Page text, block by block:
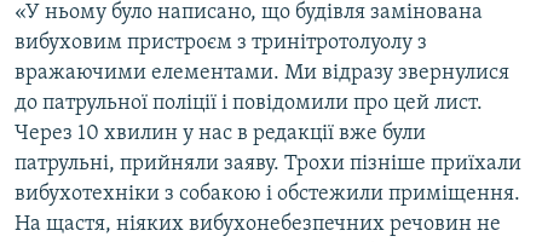
«У ньому було написано, що будівля замінована
вибуховим пристроєм з тринітротолуолу з
вражаючими елементами. Ми відразу звернулися
до патрульної поліції і повідомили про цей лист.
Через 10 хвилин у нас в редакції вже були
патрульні, прийняли заяву. Трохи пізніше приїхали
вибухотехніки з собакою і обстежили приміщення.
На щастя, ніяких вибухонебезпечних речовин не